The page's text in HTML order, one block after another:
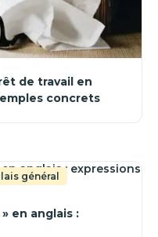
de travail en
concrets
général
en anglais :